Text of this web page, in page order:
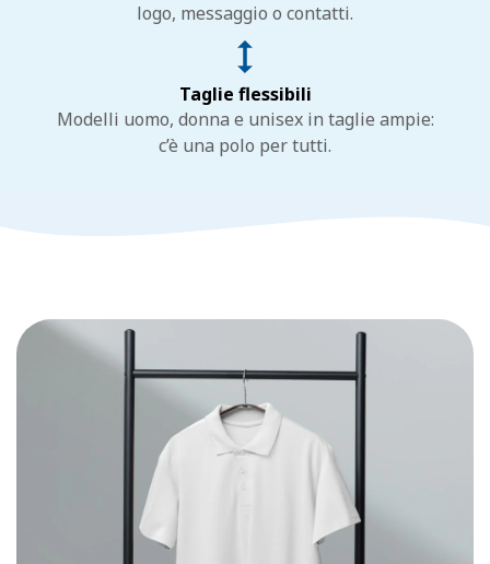
logo, messaggio o contatti.
Taglie flessibili
Modelli uomo, donna e unisex in taglie ampie:
c’è una polo per tutti.